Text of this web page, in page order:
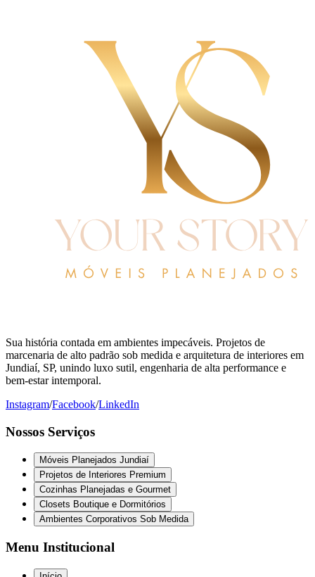
Sua história contada em ambientes impecáveis. Projetos de
marcenaria de alto padrão sob medida e arquitetura de interiores em
Jundiaí, SP, unindo luxo sutil, engenharia de alta performance e
bem-estar intemporal.
Instagram/Facebook/LinkedIn
Nossos Serviços
Móveis Planejados Jundiaí
Projetos de Interiores Premium
Cozinhas Planejadas e Gourmet
Closets Boutique e Dormitórios
Ambientes Corporativos Sob Medida
Menu Institucional